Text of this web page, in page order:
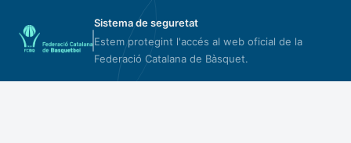
Sistema de seguretat
Estem protegint l'accés al web oficial de la
Federació Catalana de Bàsquet.